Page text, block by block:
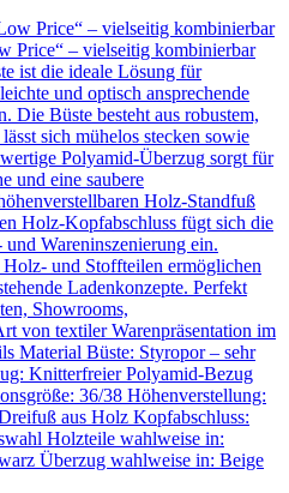
Price“ – vielseitig kombinierbar
ist die ideale Lösung für
und optisch ansprechende
Die Büste besteht aus robustem,
sich mühelos stecken sowie
Polyamid-Überzug sorgt für
und eine saubere
Holz-Standfuß
Holz-Kopfabschluss fügt sich die
Wareninszenierung ein.
und Stoffteilen ermöglichen
Ladenkonzepte. Perfekt
Showrooms,
von textiler Warenpräsentation im
Material Büste: Styropor – sehr
Knitterfreier Polyamid-Bezug
36/38 Höhenverstellung:
aus Holz Kopfabschluss:
Holzteile wahlweise in:
Überzug wahlweise in: Beige